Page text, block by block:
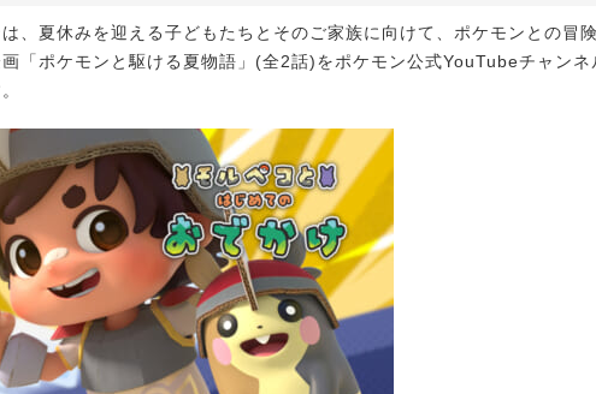
、夏休みを迎える子どもたちとそのご家族に向けて、ポケモンとの冒
「ポケモンと駆ける夏物語」(全2話)をポケモン公式YouTubeチャンネ